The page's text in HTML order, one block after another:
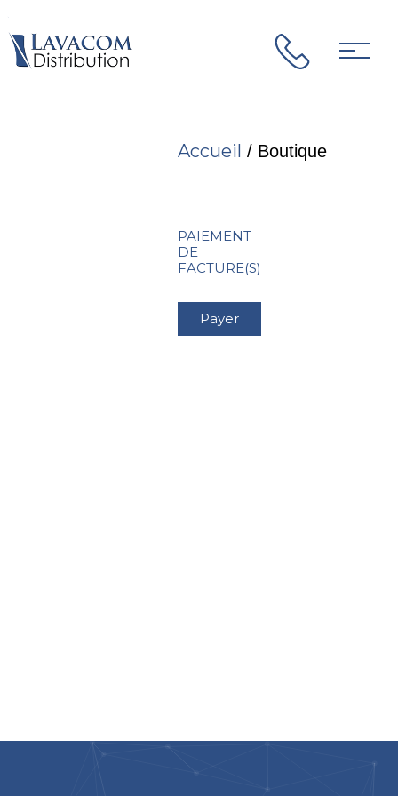
Accueil / Boutique
PAIEMENT
DE
FACTURE(S)
Payer